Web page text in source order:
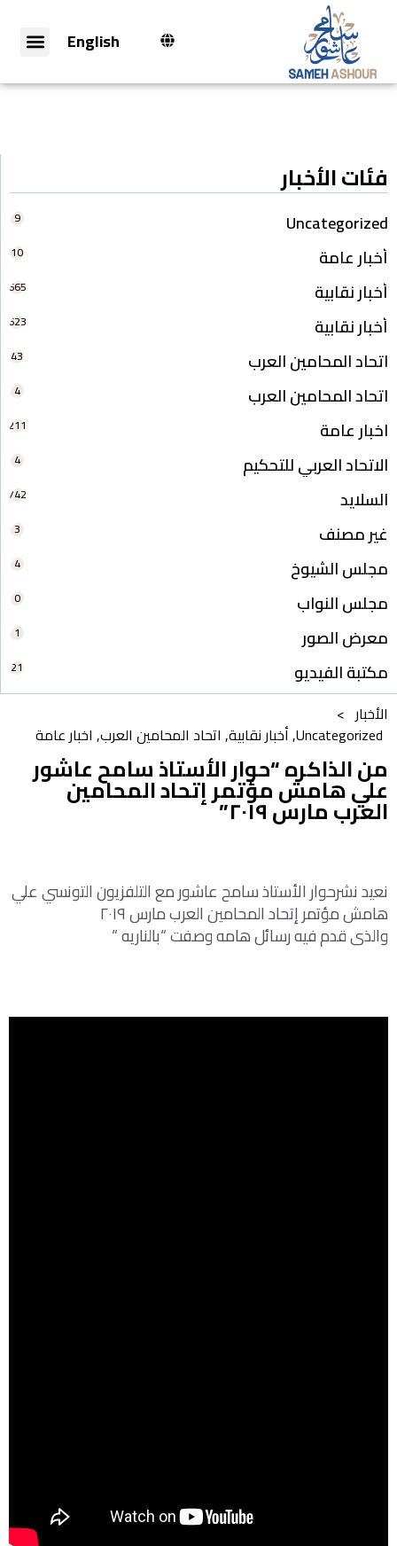
English
فئات الأخبار
Uncategorized
9
أخبار عامة 10
أخبار نقابية 665
أخبار نقابية 623
اتحاد المحامين العرب 43
اتحاد المحامين العرب 4
اخبار عامة 211
الاتحاد العربي للتحكيم 4
السلايد 742
غير مصنف 3
مجلس الشيوخ 4
مجلس النواب 0
معرض الصور 1
مكتبة الفيديو 21
الأخبار >
Uncategorized
,أخبار نقابية, اتحاد المحامين العرب, اخبار عامة
من الذاكره “حوار الأستاذ سامح عاشور
علي هامش مؤتمر إتحاد المحامين
العرب مارس ٢٠١٩”
نعيد نشرحوار الأستاذ سامح عاشور مع التلفزيون التونسي علي
هامش مؤتمر إتحاد المحامين العرب مارس ٢٠١٩
والذى قدم فيه رسائل هامه وصفت “بالناريه “